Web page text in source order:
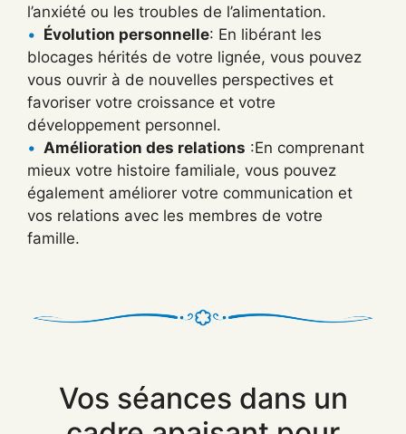
l’anxiété ou les troubles de l’alimentation.
Évolution personnelle: En libérant les
blocages hérités de votre lignée, vous pouvez
vous ouvrir à de nouvelles perspectives et
favoriser votre croissance et votre
développement personnel.
Amélioration des relations :En comprenant
mieux votre histoire familiale, vous pouvez
également améliorer votre communication et
vos relations avec les membres de votre
famille.
Vos séances dans un